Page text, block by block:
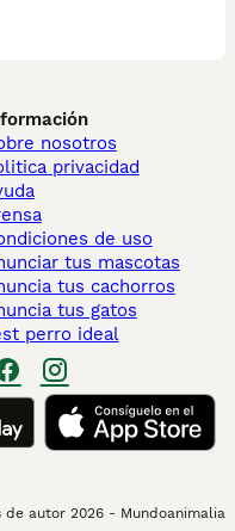
nosotros
privacidad
de uso
tus mascotas
tus cachorros
tus gatos
perro ideal
de autor 2026 - Mundoanimalia